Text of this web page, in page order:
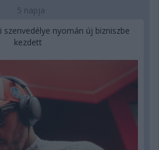
5 napja
szenvedélye nyomán új bizniszbe
kezdett